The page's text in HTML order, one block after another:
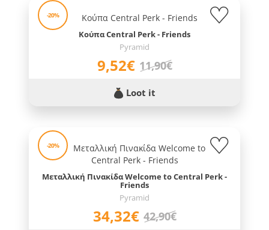
-20%
Κούπα Central Perk - Friends
Pyramid
9,52€ 11,90€
Loot it
-20%
Μεταλλική Πινακίδα Welcome to Central Perk -
Friends
Pyramid
34,32€ 42,90€